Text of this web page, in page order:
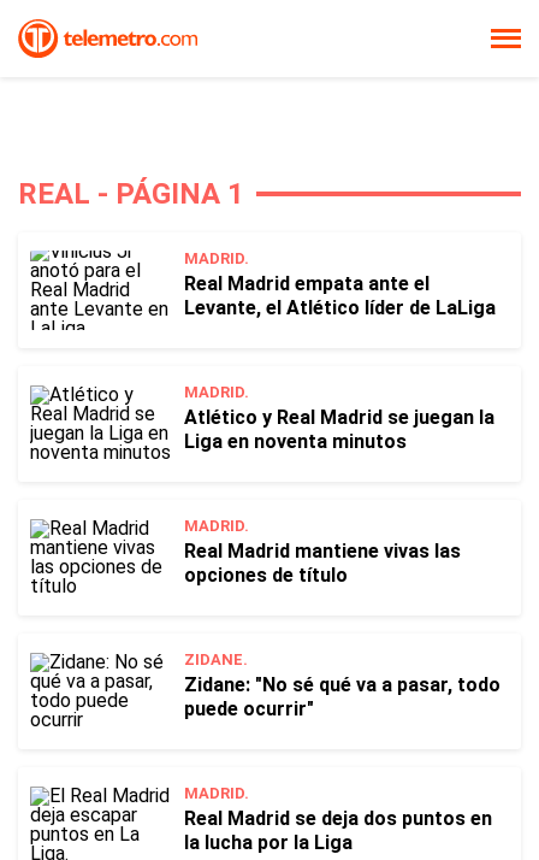
REAL - PÁGINA 1
MADRID.
Real Madrid empata ante el
Levante, el Atlético líder de LaLiga
MADRID.
Atlético y Real Madrid se juegan la
Liga en noventa minutos
MADRID.
Real Madrid mantiene vivas las
opciones de título
ZIDANE.
Zidane: "No sé qué va a pasar, todo
puede ocurrir"
MADRID.
Real Madrid se deja dos puntos en
la lucha por la Liga